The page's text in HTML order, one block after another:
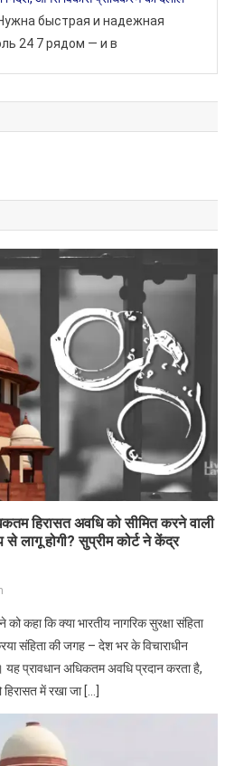
быстрая и надежная
24 7 рядом — и в
हिरासत अवधि को सीमित करने वाली
से लागू होगी? सुप्रीम कोर्ट ने केंद्र
कहा कि क्या भारतीय नागरिक सुरक्षा संहिता
संहिता की जगह – देश भर के विचाराधीन
यह प्रावधान अधिकतम अवधि प्रदान करता है,
हिरासत में रखा जा […]